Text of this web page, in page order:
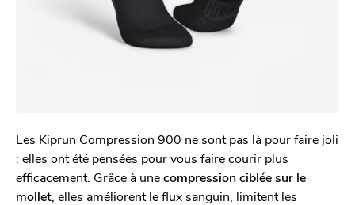
Les Kiprun Compression 900 ne sont pas là pour faire joli
: elles ont été pensées pour vous faire courir plus
efficacement. Grâce à unecompression ciblée sur le
mollet , elles améliorent le flux sanguin, limitent les